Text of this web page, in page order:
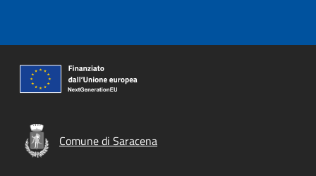
Comune di Saracena